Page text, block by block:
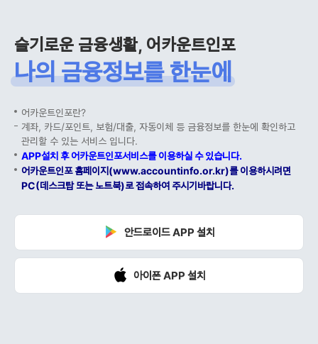
슬기로운 금융생활, 어카운트인포
나의 금융정보를 한눈에
어카운트인포란?
계좌, 카드/포인트, 보험/대출, 자동이체 등 금융정보를 한눈에 확인하고
관리할 수 있는 서비스 입니다.
APP설치 후 어카운트인포서비스를 이용하실 수 있습니다.
어카운트인포 홈페이지(www.accountinfo.or.kr)를 이용하시려면
PC(데스크탑 또는 노트북)로 접속하여 주시기바랍니다.
안드로이드 APP 설치
아이폰 APP 설치